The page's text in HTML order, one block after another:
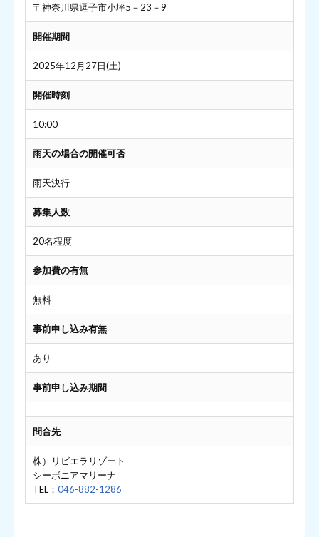
〒神奈川県逗子市小坪5－23－9
開催期間
2025年12月27日(土)
開催時刻
10:00
雨天の場合の開催可否
雨天決行
募集人数
20名程度
参加費の有無
無料
事前申し込み有無
あり
事前申し込み期間
問合先
株）リビエラリゾート
シーボニアマリーナ
TEL： 046-882-1286